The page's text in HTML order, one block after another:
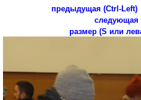
предыдущая (Ctrl-Left)
следующая
размер (S или